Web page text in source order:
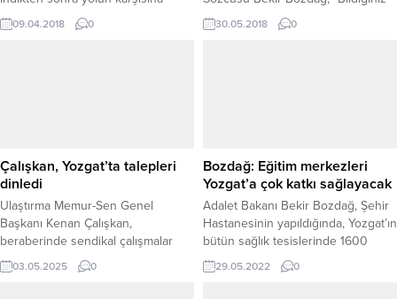
geçmeye çalışan 10 yaşındaki
Ömer Faruk Dursun, kimliği henüz
09.04.2018 0
gibi Cumhuriyet Halk Partisi ve
cumhurbaşkanı adayı, seçim
30.05.2018 0
Çalışkan, Yozgat’ta talepleri
dinledi
Ulaştırma Memur-Sen Genel
Başkanı Kenan Çalışkan,
beraberinde sendikal çalışmalar
kapsamında Yozgat’a bir dizi ziyaret
gerçekleştirdi. Genel Başkan
03.05.2025 0
Bozdağ: Eğitim merkezleri
Yozgat’a çok katkı sağlayacak
Adalet Bakanı Bekir Bozdağ, Şehir
Hastanesinin yapıldığında, Yozgat’ın
bütün sağlık tesislerinde 1600
küsür çalışanın olduğunu, şu anda
Şehir Hastanesinde 6 bin 500
29.05.2022 0